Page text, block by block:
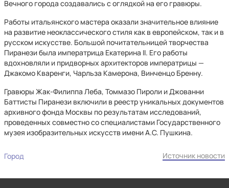
Вечного города создавались с оглядкой на его гравюры.
Работы итальянского мастера оказали значительное влияние
на развитие неоклассического стиля как в европейском, так и в
русском искусстве. Большой почитательницей творчества
Пиранези была императрица Екатерина II. Его работы
вдохновляли и придворных архитекторов императрицы —
Джакомо Кваренги, Чарльза Камерона, Винченцо Бренну.
Гравюры Жак-Филиппа Леба, Томмазо Пироли и Джованни
Баттисты Пиранези включили в реестр уникальных документов
архивного фонда Москвы по результатам исследований,
проведенных совместно со специалистами Государственного
музея изобразительных искусств имени А.С. Пушкина.
Город Источник новости